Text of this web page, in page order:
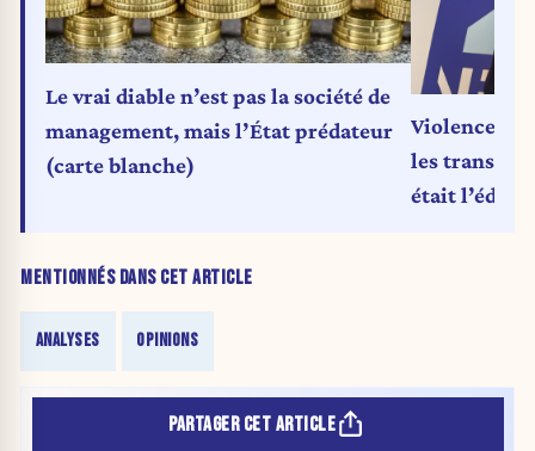
MENTIONNÉS DANS CET ARTICLE
ANALYSES OPINIONS
Le vrai diable n’est pas la société de
management, mais l’État prédateur
(carte blanche)
Violences à
les
était
PARTAGER CET ARTICLE